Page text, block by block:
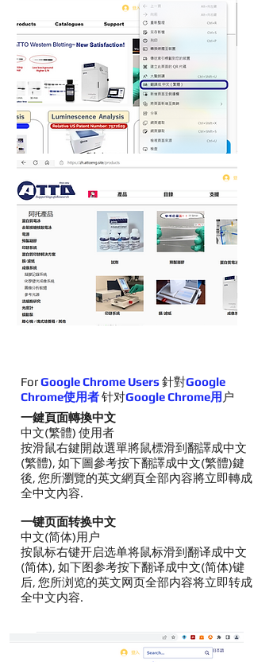
ForGoogle Chrome Users針對Google
Chrome使用者针对Google Chrome用 户
一鍵頁面轉換中文
中文(繁體) 使用者
按滑鼠右鍵開啟選單將鼠標滑到翻譯成中文
(繁體), 如下圖參考按下翻譯成中文(繁體)鍵
後, 您所瀏覽的英文網頁全部內容將立即轉成
全中文內容.
一键页面转换中文
中文(简体)用户
按鼠标右键开启选单将鼠标滑到翻译成中文
(简体), 如下图参考按下翻译成中文(简体)键
后, 您所浏览的英文网页全部内容将立即转成
全中文内容.